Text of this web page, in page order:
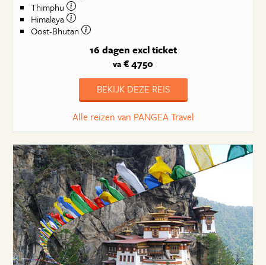
Thimphu
Himalaya
Oost-Bhutan
16 dagen excl ticket
va € 4750
BEKIJK DEZE REIS
Alle reizen van PANGEA Travel